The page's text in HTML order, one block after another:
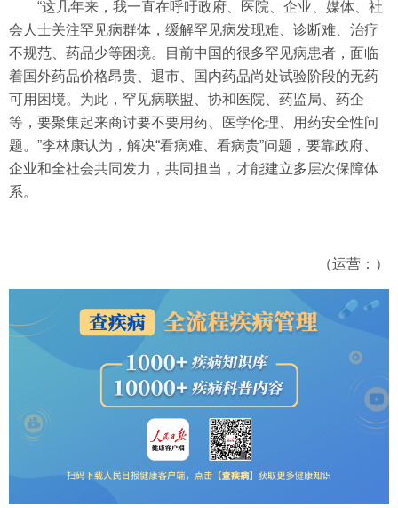
“这几年来，我一直在呼吁政府、医院、企业、媒体、社
会人士关注罕见病群体，缓解罕见病发现难、诊断难、治疗
不规范、药品少等困境。目前中国的很多罕见病患者，面临
着国外药品价格昂贵、退市、国内药品尚处试验阶段的无药
可用困境。为此，罕见病联盟、协和医院、药监局、药企
等，要聚集起来商讨要不要用药、医学伦理、用药安全性问
题。”李林康认为，解决“看病难、看病贵”问题，要靠政府、
企业和全社会共同发力，共同担当，才能建立多层次保障体
系。
（运营：）